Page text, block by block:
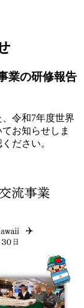
業の研修報告
令和7年度世界
お知らせしま
ださい。